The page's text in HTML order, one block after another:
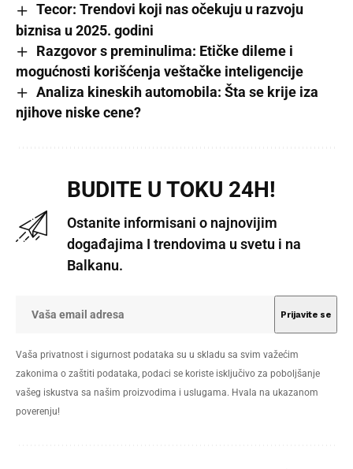
Tecor: Trendovi koji nas očekuju u razvoju
biznisa u 2025. godini
Razgovor s preminulima: Etičke dileme i
mogućnosti korišćenja veštačke inteligencije
Analiza kineskih automobila: Šta se krije iza
njihove niske cene?
BUDITE U TOKU 24H!
Ostanite informisani o najnovijim
događajima I trendovima u svetu i na
Balkanu.
Vaša privatnost i sigurnost podataka su u skladu sa svim važećim
zakonima o zaštiti podataka, podaci se koriste isključivo za poboljšanje
vašeg iskustva sa našim proizvodima i uslugama. Hvala na ukazanom
poverenju!